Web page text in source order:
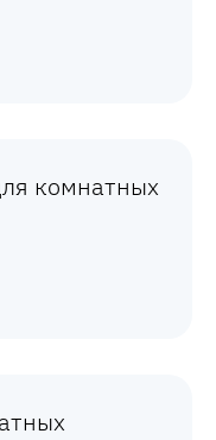
комнатных